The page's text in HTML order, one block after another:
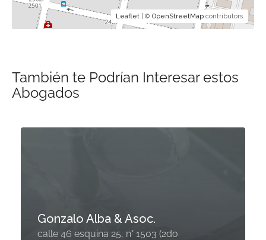
Leaflet | © OpenStreetMap contributors
También te Podrían Interesar estos
Abogados
Gonzalo Alba & Asoc.
calle 46 esquina 25, n° 1503 (2do